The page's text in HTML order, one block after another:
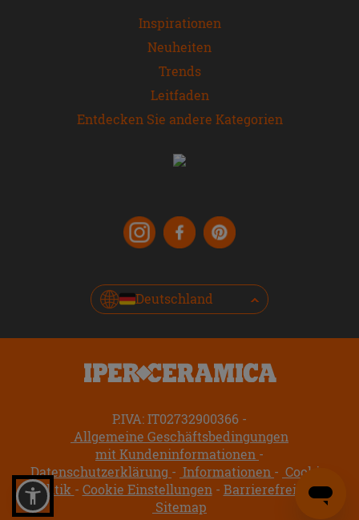
Inspirationen
Neuheiten
Trends
Leitfaden
Entdecken Sie andere Kategorien
Deutschland
P.IVA: IT02732900366
Allgemeine Geschäftsbedingungen
mit Kundeninformationen
Datenschutzerklärung
Informationen
Cookie-
Politik
Cookie Einstellungen
Barrierefreiheit
Sitemap